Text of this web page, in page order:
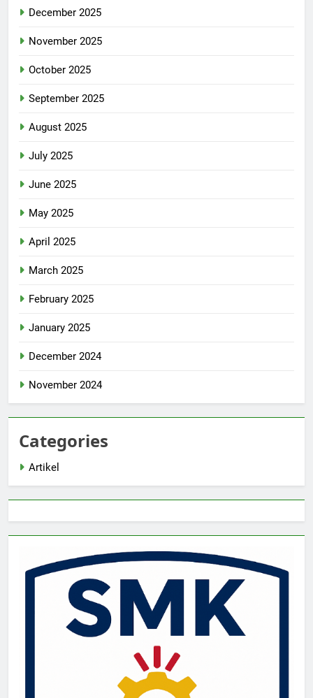
December 2025
November 2025
October 2025
September 2025
August 2025
July 2025
June 2025
May 2025
April 2025
March 2025
February 2025
January 2025
December 2024
November 2024
Categories
Artikel